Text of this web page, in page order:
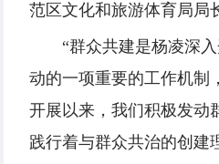
范区文化和旅游体育局局
“群众共建是杨凌深
动的一项重要的工作机制
开展以来，我们积极发动
践行着与群众共治的创建